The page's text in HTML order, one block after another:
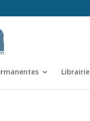
Librairie